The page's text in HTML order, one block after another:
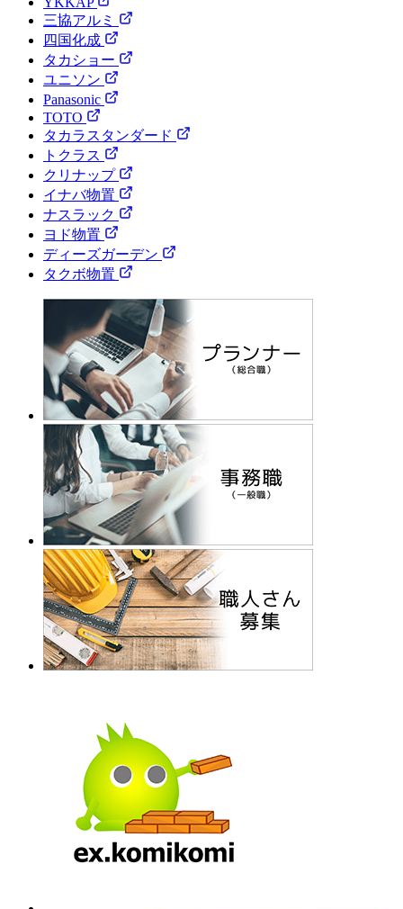
三協アルミ
四国化成
タカショー
ユニソン
Panasonic
TOTO
タカラスタンダード
トクラス
クリナップ
イナバ物置
ナスラック
ヨド物置
ディーズガーデン
タクボ物置